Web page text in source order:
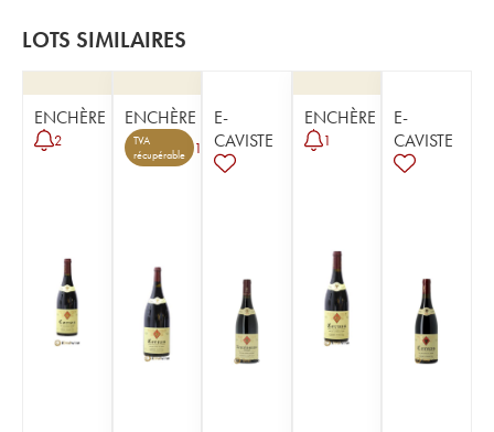
LOTS SIMILAIRES
ENCHÈRE
2
ENCHÈRE
TVA
récupérable
1
E-
CAVISTE
ENCHÈRE
1
E-
CAVISTE